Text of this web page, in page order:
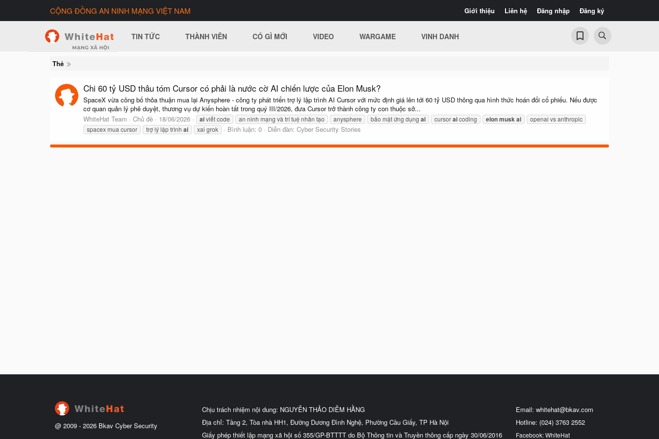
Giới thiệu Liên hệ Đăng nhập Đăng ký
CỘNG ĐỒNG AN NINH MẠNG VIỆT NAM
TIN TỨC THÀNH VIÊN CÓ GÌ MỚI VIDEO WARGAME VINH DANH
Thẻ
Chi 60 tỷ USD thâu tóm Cursor có phải là nước cờ AI chiến lược của Elon Musk?
SpaceX vừa công bố thỏa thuận mua lại Anysphere - công ty phát triển trợ lý lập trình AI Cursor với mức định giá lên tới 60 tỷ USD thông qua hình thức hoán đổi cổ phiếu. Nếu được
cơ quan quản lý phê duyệt, thương vụ dự kiến hoàn tất trong quý III/2026, đưa Cursor trở thành công ty con thuộc sở...
WhiteHat Team
Chủ đề 18/06/2026 aiviết code an ninh mạng và trí tuệ nhân tạo anysphere bảo mật ứng dụng ai cursoraicoding elonmuskai
openai vs anthropic
spacex mua cursor
trợ lý lập trình ai xai grok Bình luận: 0 Diễn đàn: Cyber Security Stories
@ 2009 - 2026 Bkav Cyber Security
Chịu trách nhiệm nội dung: NGUYỄN THẢO DIỄM HẰNG
Địa chỉ: Tầng 2, Tòa nhà HH1, Đường Dương Đình Nghệ, Phường Cầu Giấy, TP Hà Nội
Giấy phép thiết lập mạng xã hội số 355/GP-BTTTT do Bộ Thông tin và Truyền thông cấp ngày 30/06/2016
Email: whitehat@bkav.com
Hotline: (024) 3763 2552
Facebook: WhiteHat